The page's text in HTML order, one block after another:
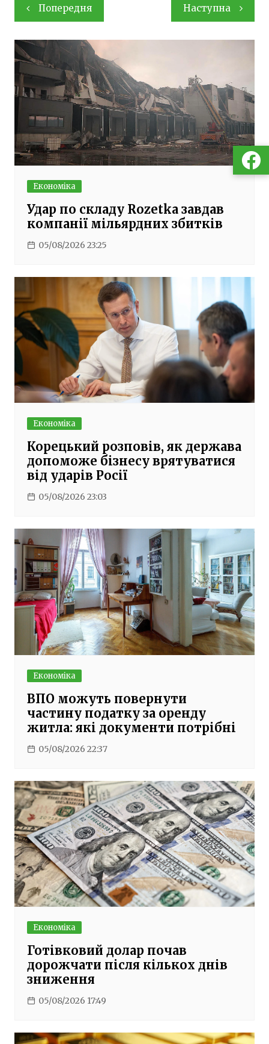
записів
Попередня Наступна
Економіка
Удар по складу Rozetka завдав
компанії мільярдних збитків
05/08/2026 23:25
Економіка
Корецький розповів, як держава
допоможе бізнесу врятуватися
від ударів Росії
05/08/2026 23:03
Економіка
ВПО можуть повернути
частину податку за оренду
житла: які документи потрібні
05/08/2026 22:37
Економіка
Готівковий долар почав
дорожчати після кількох днів
зниження
05/08/2026 17:49